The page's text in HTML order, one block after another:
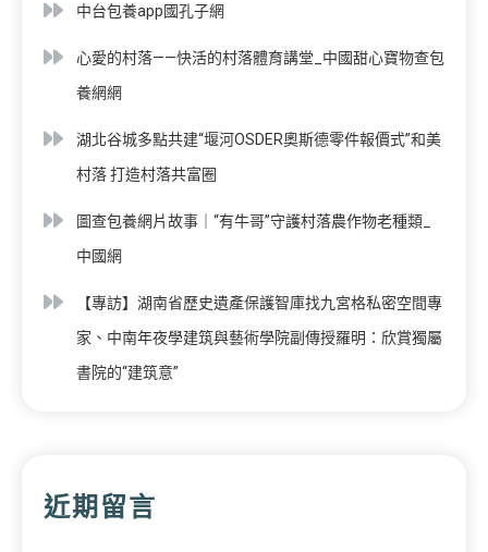
中台包養app國孔子網
心愛的村落——快活的村落體育講堂_中國甜心寶物查包
養網網
湖北谷城多點共建“堰河OSDER奧斯德零件報價式”和美
村落 打造村落共富圈
圖查包養網片故事｜“有牛哥”守護村落農作物老種類_
中國網
【專訪】湖南省歷史遺產保護智庫找九宮格私密空間專
家、中南年夜學建筑與藝術學院副傳授羅明：欣賞獨屬
書院的“建筑意”
近期留言